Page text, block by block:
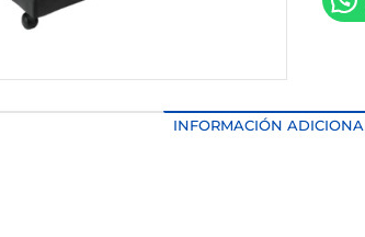
INFORMACIÓN